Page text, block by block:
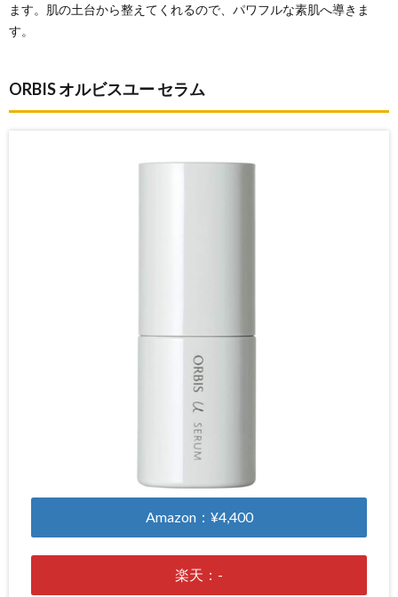
ます。肌の土台から整えてくれるので、パワフルな素肌へ導きま
す。
ORBIS オルビスユー セラム
Amazon：¥4,400
楽天：-